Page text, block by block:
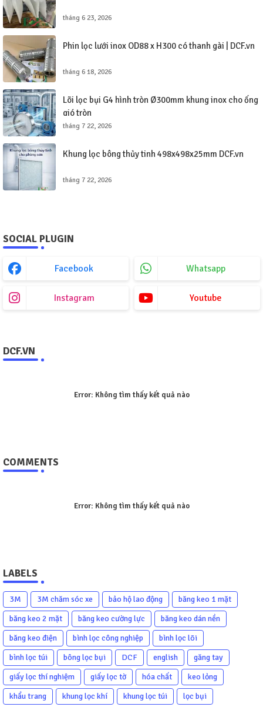
tháng 6 23, 2026
Phin lọc lưới inox OD88 x H300 có thanh gài | DCF.vn
tháng 6 18, 2026
Lõi lọc bụi G4 hình tròn Ø300mm khung inox cho ống
gió tròn
tháng 7 22, 2026
Khung lọc bông thủy tinh 498x498x25mm DCF.vn
tháng 7 22, 2026
SOCIAL PLUGIN
Facebook Whatsapp
Instagram Youtube
DCF.VN
Error: Không tìm thấy kết quả nào
COMMENTS
Error: Không tìm thấy kết quả nào
LABELS
3M 3M chăm sóc xe bảo hộ lao động
băng keo 1 mặt
băng keo 2 mặt
băng keo cường lực
băng keo dán nền
băng keo điện
bình lọc công nghiệp
bình lọc lõi
bình lọc túi
bông lọc bụi DCF english
găng tay
giấy lọc thí nghiệm
giấy lọc tờ hóa chất
keo lỏng
khẩu trang
khung lọc khí khung lọc túi
lọc bụi